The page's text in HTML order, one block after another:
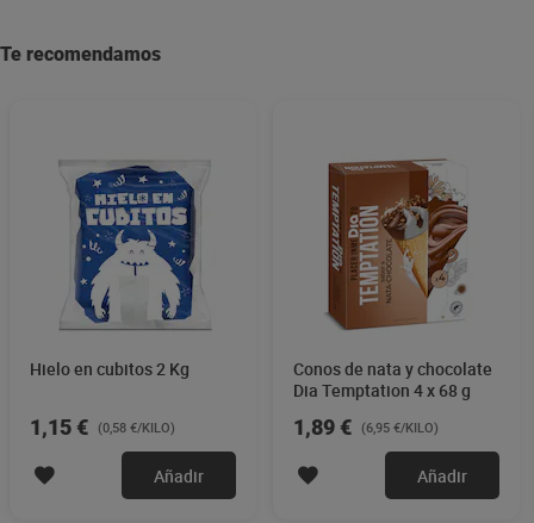
Te recomendamos
Hielo en cubitos 2 Kg
1,15 € (0,58 €/KILO)
Añadir
Conos de nata y chocolate
Dia Temptation 4 x 68 g
1,89 € (6,95 €/KILO)
Añadir